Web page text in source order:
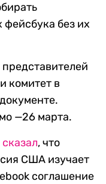
без их
комитет в
—26 марта.
сказал, что
США изучает
соглашение